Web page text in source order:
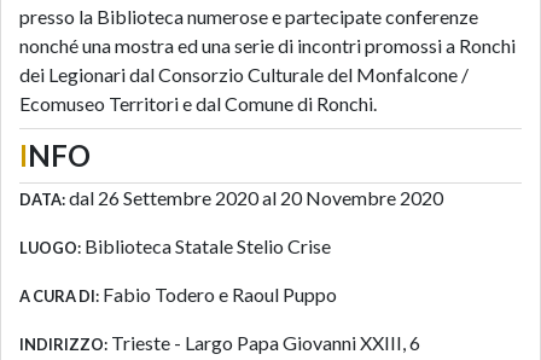
presso la Biblioteca numerose e partecipate conferenze
nonché una mostra ed una serie di incontri promossi a Ronchi
dei Legionari dal Consorzio Culturale del Monfalcone /
Ecomuseo Territori e dal Comune di Ronchi.
INFO
DATA:dal 26 Settembre 2020 al 20 Novembre 2020
LUOGO: Biblioteca Statale Stelio Crise
A CURA DI: Fabio Todero e Raoul Puppo
INDIRIZZO: Trieste - Largo Papa Giovanni XXIII, 6